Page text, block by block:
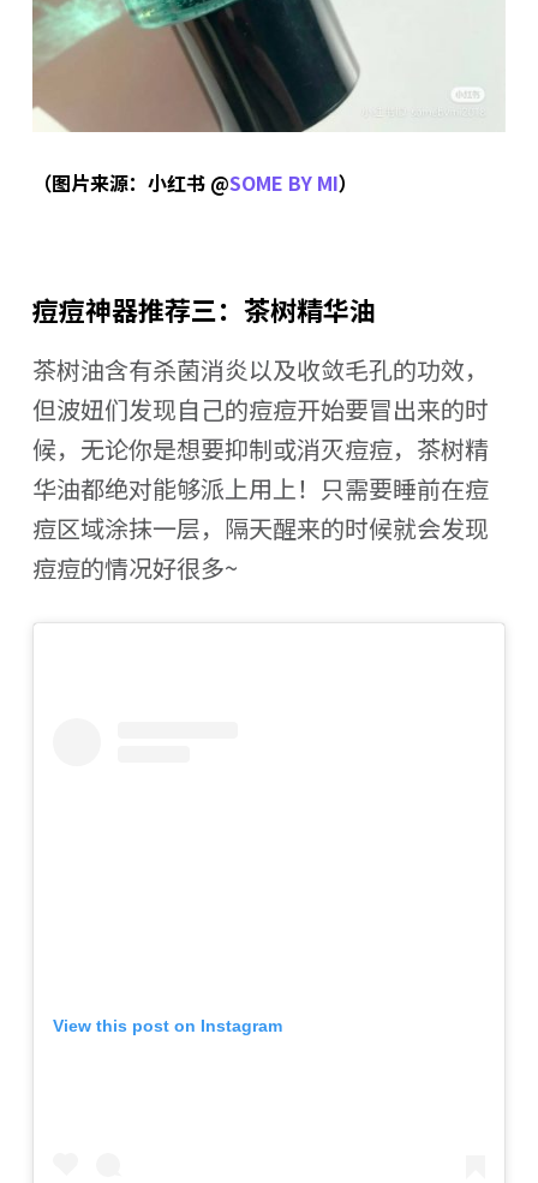
（图片来源：小红书 @SOME BY MI）
痘痘神器推荐三：茶树精华油
茶树油含有杀菌消炎以及收敛毛孔的功效，
但波妞们发现自己的痘痘开始要冒出来的时
候，无论你是想要抑制或消灭痘痘，茶树精
华油都绝对能够派上用上！只需要睡前在痘
痘区域涂抹一层，隔天醒来的时候就会发现
痘痘的情况好很多~
View this post on Instagram